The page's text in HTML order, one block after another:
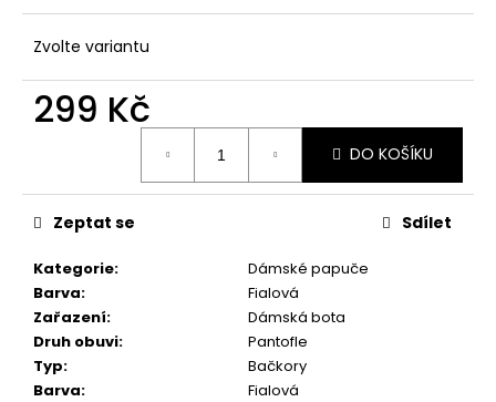
Zvolte variantu
299 Kč
DO KOŠÍKU
Kategorie:
Dámské papuče
Barva:
Fialová
Zařazení:
Dámská bota
Druh obuvi:
Pantofle
Typ:
Bačkory
Barva:
Fialová
Zeptat se Sdílet
u
m